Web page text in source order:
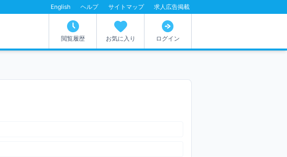
求人広告掲載
サイトマップ
ヘルプ
English
ログイン
お気に入り
閲覧履歴